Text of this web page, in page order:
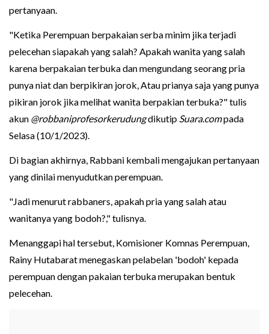
pertanyaan.
"Ketika Perempuan berpakaian serba minim jika terjadi
pelecehan siapakah yang salah? Apakah wanita yang salah
karena berpakaian terbuka dan mengundang seorang pria
punya niat dan berpikiran jorok, Atau prianya saja yang punya
pikiran jorok jika melihat wanita berpakian terbuka?" tulis
akun @robbaniprofesorkerudungdikutip Suara.compada
Selasa (10/1/2023).
Di bagian akhirnya, Rabbani kembali mengajukan pertanyaan
yang dinilai menyudutkan perempuan.
"Jadi menurut rabbaners, apakah pria yang salah atau
wanitanya yang bodoh?," tulisnya.
Menanggapi hal tersebut, Komisioner Komnas Perempuan,
Rainy Hutabarat menegaskan pelabelan 'bodoh' kepada
perempuan dengan pakaian terbuka merupakan bentuk
pelecehan.